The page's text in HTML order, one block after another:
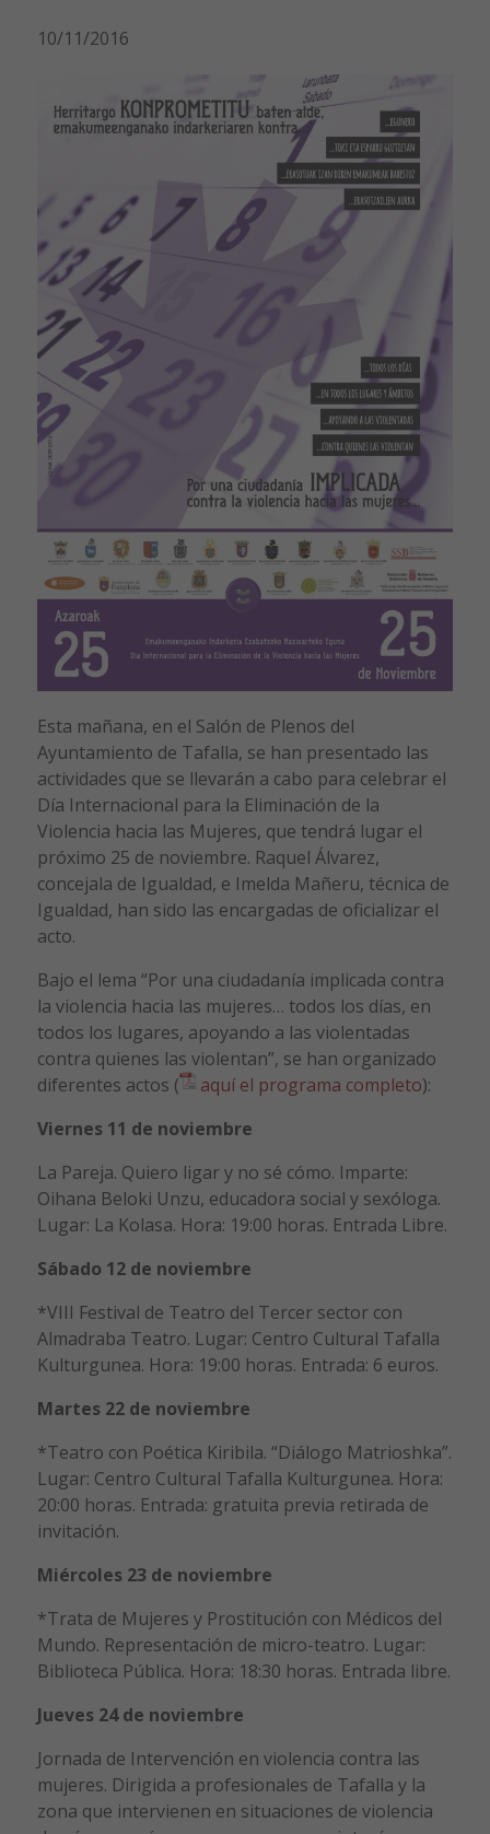
10/11/2016
Esta mañana, en el Salón de Plenos del
Ayuntamiento de Tafalla, se han presentado las
actividades que se llevarán a cabo para celebrar el
Día Internacional para la Eliminación de la
Violencia hacia las Mujeres, que tendrá lugar el
próximo 25 de noviembre. Raquel Álvarez,
concejala de Igualdad, e Imelda Mañeru, técnica de
Igualdad, han sido las encargadas de oficializar el
acto.
Bajo el lema “Por una ciudadanía implicada contra
la violencia hacia las mujeres… todos los días, en
todos los lugares, apoyando a las violentadas
contra quienes las violentan”, se han organizado
diferentes actos (
aquí el programa completo):
Viernes 11 de noviembre
La Pareja. Quiero ligar y no sé cómo. Imparte:
Oihana Beloki Unzu, educadora social y sexóloga.
Lugar: La Kolasa. Hora: 19:00 horas. Entrada Libre.
Sábado 12 de noviembre
*VIII Festival de Teatro del Tercer sector con
Almadraba Teatro. Lugar: Centro Cultural Tafalla
Kulturgunea. Hora: 19:00 horas. Entrada: 6 euros.
Martes 22 de noviembre
*Teatro con Poética Kiribila. “Diálogo Matrioshka”.
Lugar: Centro Cultural Tafalla Kulturgunea. Hora:
20:00 horas. Entrada: gratuita previa retirada de
invitación.
Miércoles 23 de noviembre
*Trata de Mujeres y Prostitución con Médicos del
Mundo. Representación de micro-teatro. Lugar:
Biblioteca Pública. Hora: 18:30 horas. Entrada libre.
Jueves 24 de noviembre
Jornada de Intervención en violencia contra las
mujeres. Dirigida a profesionales de Tafalla y la
zona que intervienen en situaciones de violencia